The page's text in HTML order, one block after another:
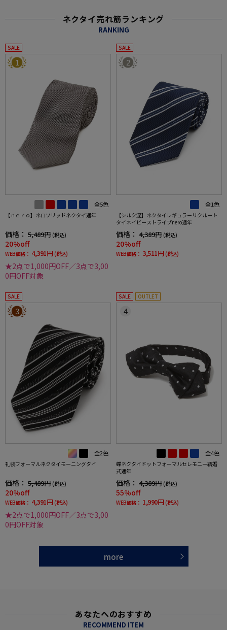
ネクタイ売れ筋ランキング
RANKING
SALE
1
全5色
【ｎｅｒｏ】ネロソリッドネクタイ通年
価格： 5,489円 (税込)
20%off
WEB価格： 4,391円 (税込)
★2点で1,000円OFF／3点で3,00
0円OFF対象
SALE
2
全1色
【シルク混】ネクタイレギュラーリクルート
タイネイビーストライプnero通年
価格： 4,389円 (税込)
20%off
WEB価格： 3,511円 (税込)
SALE
3
全2色
礼装フォーマルネクタイモーニングタイ
価格： 5,489円 (税込)
20%off
WEB価格： 4,391円 (税込)
★2点で1,000円OFF／3点で3,00
0円OFF対象
SALE OUTLET
4
全4色
蝶ネクタイドットフォーマルセレモニー結婚
式通年
価格： 4,389円 (税込)
55%off
WEB価格： 1,990円 (税込)
more
あなたへのおすすめ
RECOMMEND ITEM